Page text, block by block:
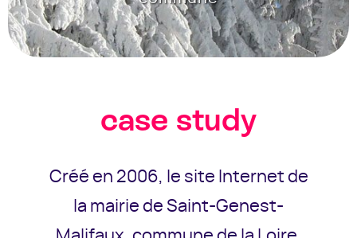
case study
Créé en 2006, le site Internet de
la mairie de Saint-Genest-